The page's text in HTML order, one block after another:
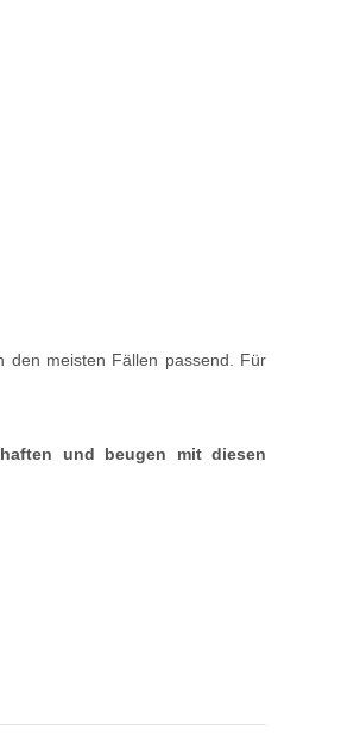
den meisten Fällen passend. Für
und beugen mit diesen